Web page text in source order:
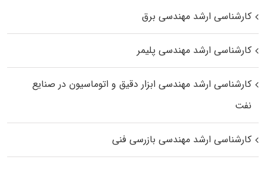
کارشناسی ارشد مهندسی برق
کارشناسی ارشد مهندسی پلیمر
کارشناسی ارشد مهندسی ابزار دقیق و اتوماسیون در صنایع
نفت
کارشناسی ارشد مهندسی بازرسی فنی